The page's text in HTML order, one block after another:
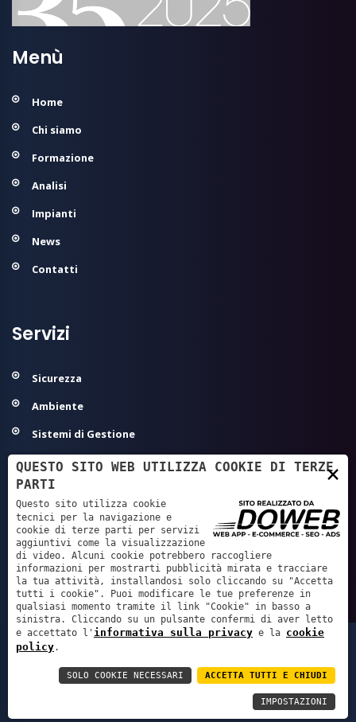
Menù
Home
Chi siamo
Formazione
Analisi
Impianti
News
Contatti
Servizi
Sicurezza
Ambiente
Sistemi di Gestione
Modelli Organizzativi 231
Agroalimentare ed Igiene
Sanità - Autorizzazione/Accreditamento
GDPR - Privacy
Servizi Tecnici e Progettazione
Lachiver Servizi S.r.l. - P.IVA: 02219800238 REA: VR
224387 - Cap. soc. € 10400 int. versato.
Cookie policy Accessibility
×
QUESTO SITO WEB UTILIZZA COOKIE DI TERZE
PARTI
Questo sito utilizza cookie
tecnici per la navigazione e
cookie di terze parti per servizi
aggiuntivi come la visualizzazione
di video. Alcuni cookie potrebbero raccogliere
informazioni per mostrarti pubblicità mirata e tracciare
la tua attività, installandosi solo cliccando su "Accetta
tutti i cookie". Puoi modificare le tue preferenze in
qualsiasi momento tramite il link "Cookie" in basso a
sinistra. Cliccando su un pulsante confermi di aver letto
e accettato l' informativa sulla privacy e la cookie
policy.
ACCETTA TUTTI E CHIUDI
SOLO COOKIE NECESSARI
IMPOSTAZIONI